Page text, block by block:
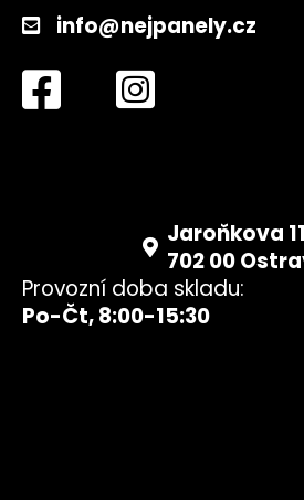
info@nejpanely.cz
Jaroňkova
702 00
Provozní doba skladu:
Po-Čt, 8:00-15:30